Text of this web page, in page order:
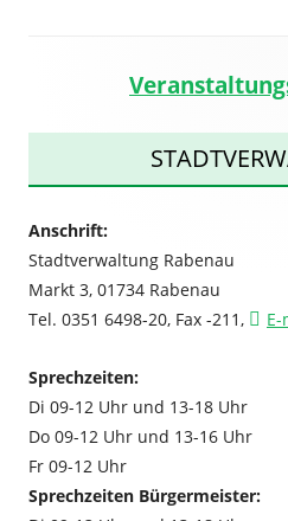
Seitenleiste
Anschrift:
Stadtverwaltung Rabenau
Markt 3, 01734 Rabenau
Tel. 0351 6498-20, Fax -211,
Sprechzeiten:
Di 09-12 Uhr und 13-18 Uhr
Do 09-12 Uhr und 13-16 Uhr
Fr 09-12 Uhr
Sprechzeiten Bürgermeister: